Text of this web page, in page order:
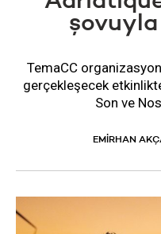
şovuyla
TemaCC
gerçekleşecek
Son ve
EMİRHAN